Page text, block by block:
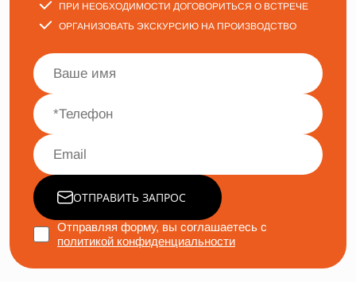
ПРИ НЕОБХОДИМОСТИ ДОГОВОРИТЬСЯ О ВСТРЕЧЕ
ОРГАНИЗОВАТЬ ЭКСКУРСИЮ НА ПРОИЗВОДСТВО
ОТПРАВИТЬ ЗАПРОС
Отправляя форму, вы соглашаетесь с
политикой конфиденциальности